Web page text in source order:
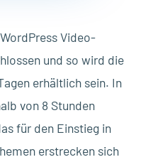
Video-
und so wird die
erhältlich sein. In
von 8 Stunden
für den Einstieg in
erstrecken sich